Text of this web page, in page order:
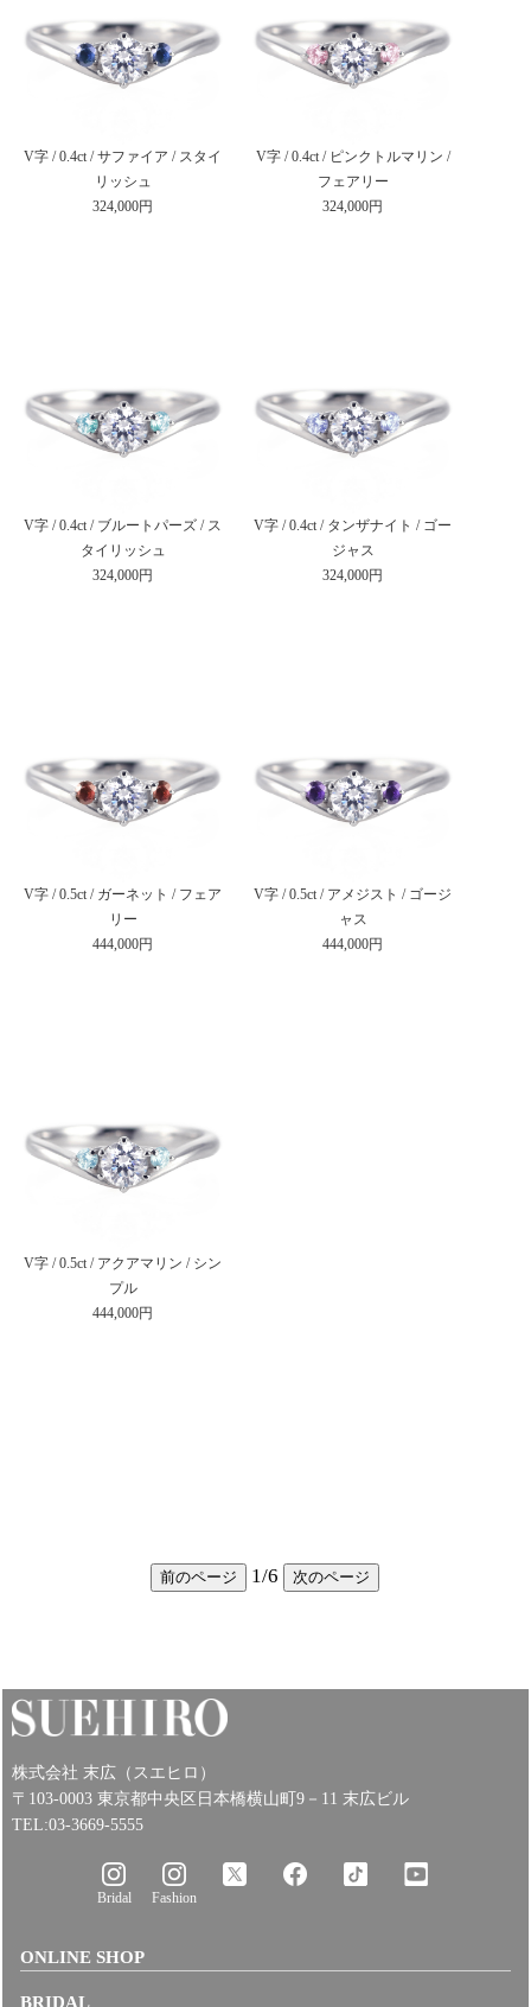
V字 / 0.4ct / サファイア / スタイ
リッシュ
324,000円
V字 / 0.4ct / ピンクトルマリン /
フェアリー
324,000円
V字 / 0.4ct / ブルートパーズ / ス
タイリッシュ
324,000円
V字 / 0.4ct / タンザナイト / ゴー
ジャス
324,000円
V字 / 0.5ct / ガーネット / フェア
リー
444,000円
V字 / 0.5ct / アメジスト / ゴージ
ャス
444,000円
V字 / 0.5ct / アクアマリン / シン
プル
444,000円
前のページ 1/6 次のページ
株式会社 末広（スエヒロ）
〒103-0003 東京都中央区日本橋横山町9－11 末広ビル
TEL:03-3669-5555
Bridal Fashion
ONLINE SHOP
BRIDAL